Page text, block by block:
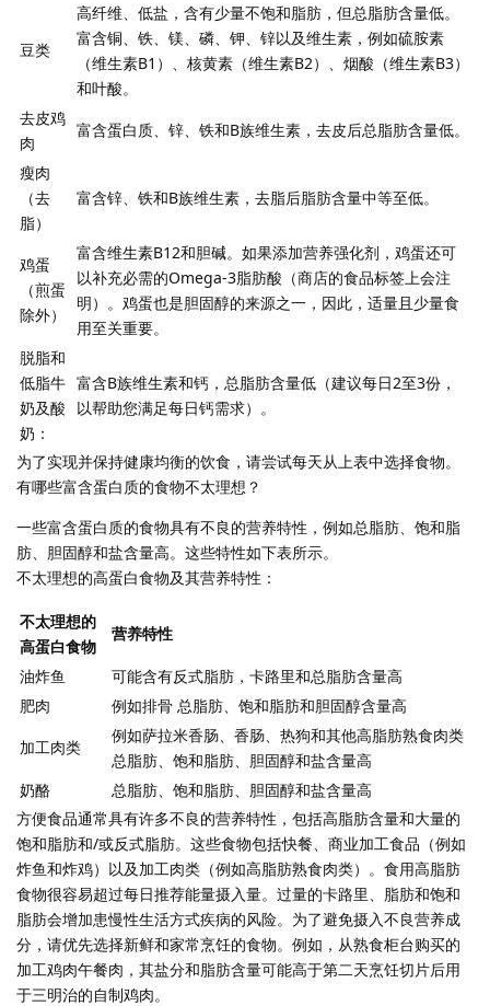
豆类
高纤维、低盐，含有少量不饱和脂肪，但总脂肪含量低。
富含铜、铁、镁、磷、钾、锌以及维生素，例如硫胺素
（维生素B1）、核黄素（维生素B2）、烟酸（维生素B3）
和叶酸。
去皮鸡
肉
富含蛋白质、锌、铁和B族维生素，去皮后总脂肪含量低。
瘦肉
（去
脂）
富含锌、铁和B族维生素，去脂后脂肪含量中等至低。
鸡蛋
（煎蛋
除外）
富含维生素B12和胆碱。如果添加营养强化剂，鸡蛋还可
以补充必需的Omega-3脂肪酸（商店的食品标签上会注
明）。鸡蛋也是胆固醇的来源之一，因此，适量且少量食
用至关重要。
脱脂和
低脂牛
奶及酸
奶：
富含B族维生素和钙，总脂肪含量低（建议每日2至3份，
以帮助您满足每日钙需求）。
为了实现并保持健康均衡的饮食，请尝试每天从上表中选择食物。
有哪些富含蛋白质的食物不太理想？
一些富含蛋白质的食物具有不良的营养特性，例如总脂肪、饱和脂
肪、胆固醇和盐含量高。这些特性如下表所示。
不太理想的高蛋白食物及其营养特性：
不太理想的
高蛋白食物
营养特性
油炸鱼
可能含有反式脂肪，卡路里和总脂肪含量高
肥肉
例如排骨 总脂肪、饱和脂肪和胆固醇含量高
加工肉类
例如萨拉米香肠、香肠、热狗和其他高脂肪熟食肉类
总脂肪、饱和脂肪、胆固醇和盐含量高
奶酪
总脂肪、饱和脂肪、胆固醇和盐含量高
方便食品通常具有许多不良的营养特性，包括高脂肪含量和大量的
饱和脂肪和/或反式脂肪。这些食物包括快餐、商业加工食品（例如
炸鱼和炸鸡）以及加工肉类（例如高脂肪熟食肉类）。食用高脂肪
食物很容易超过每日推荐能量摄入量。过量的卡路里、脂肪和饱和
脂肪会增加患慢性生活方式疾病的风险。为了避免摄入不良营养成
分，请优先选择新鲜和家常烹饪的食物。例如，从熟食柜台购买的
加工鸡肉午餐肉，其盐分和脂肪含量可能高于第二天烹饪切片后用
于三明治的自制鸡肉。